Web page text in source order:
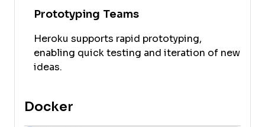
Prototyping Teams
Heroku supports rapid prototyping,
enabling quick testing and iteration of new
ideas.
Docker